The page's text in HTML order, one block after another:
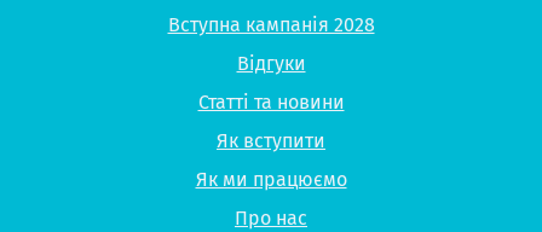
Вступна кампанія 2028
Відгуки
Статті та новини
Як вступити
Як ми працюємо
Про нас